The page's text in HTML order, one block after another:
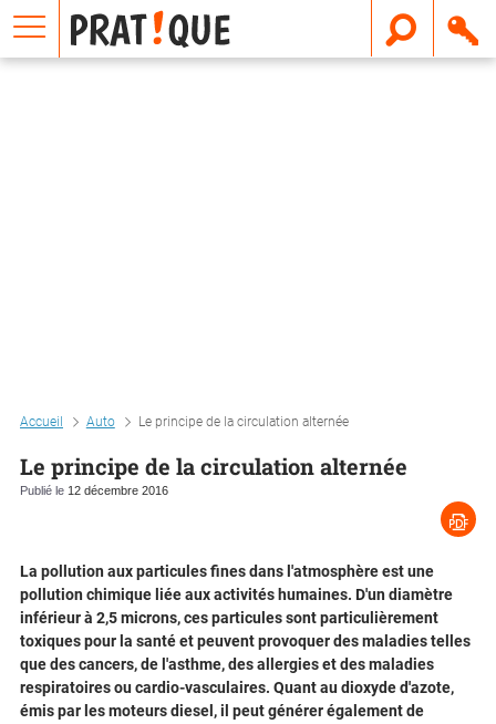
Accueil Auto Le principe de la circulation alternée
Le principe de la circulation alternée
Publié le 12 décembre 2016
La pollution aux particules fines dans l'atmosphère est une
pollution chimique liée aux activités humaines. D'un diamètre
inférieur à 2,5 microns, ces particules sont particulièrement
toxiques pour la santé et peuvent provoquer des maladies telles
que des cancers, de l'asthme, des allergies et des maladies
respiratoires ou cardio-vasculaires. Quant au dioxyde d'azote,
émis par les moteurs diesel, il peut générer également de
E
m
a